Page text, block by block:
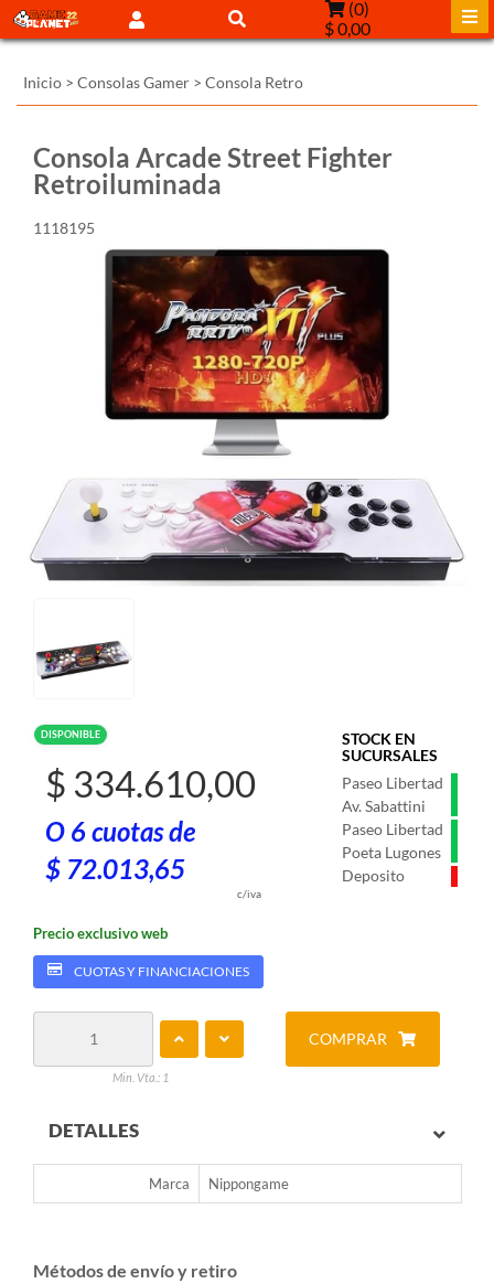
(0)
$ 0,00
Inicio > Consolas Gamer > Consola Retro
Consola Arcade Street Fighter
Retroiluminada
1118195
DISPONIBLE
STOCK EN
SUCURSALES
Paseo Libertad
Av. Sabattini
Paseo Libertad
Poeta Lugones
Deposito
$ 334.610,00
O 6 cuotas de
$ 72.013,65
c/iva
Precio exclusivo web
CUOTAS Y FINANCIACIONES
Min. Vta.: 1
COMPRAR
DETALLES
Marca Nippongame
Métodos de envío y retiro